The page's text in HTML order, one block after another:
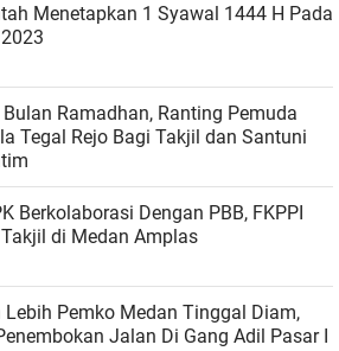
Menetapkan 1 Syawal 1444 H Pada
Ramadhan, Ranting Pemuda
Tegal Rejo Bagi Takjil dan Santuni
Berkolaborasi Dengan PBB, FKPPI
di Medan Amplas
Lebih Pemko Medan Tinggal Diam,
Jalan Di Gang Adil Pasar I